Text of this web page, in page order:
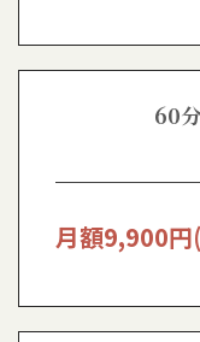
60
月額9,900